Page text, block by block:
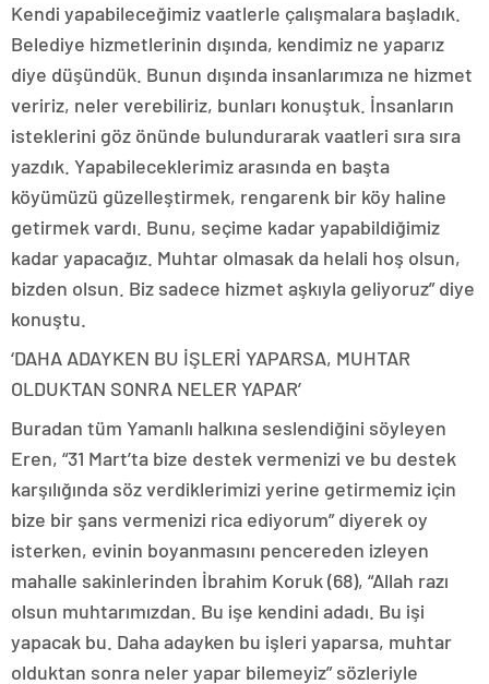
Kendi yapabileceğimiz vaatlerle çalışmalara başladık.
Belediye hizmetlerinin dışında, kendimiz ne yaparız
diye düşündük. Bunun dışında insanlarımıza ne hizmet
veririz, neler verebiliriz, bunları konuştuk. İnsanların
isteklerini göz önünde bulundurarak vaatleri sıra sıra
yazdık. Yapabileceklerimiz arasında en başta
köyümüzü güzelleştirmek, rengarenk bir köy haline
getirmek vardı. Bunu, seçime kadar yapabildiğimiz
kadar yapacağız. Muhtar olmasak da helali hoş olsun,
bizden olsun. Biz sadece hizmet aşkıyla geliyoruz” diye
konuştu.
‘DAHA ADAYKEN BU İŞLERİ YAPARSA, MUHTAR
OLDUKTAN SONRA NELER YAPAR’
Buradan tüm Yamanlı halkına seslendiğini söyleyen
Eren, “31 Mart’ta bize destek vermenizi ve bu destek
karşılığında söz verdiklerimizi yerine getirmemiz için
bize bir şans vermenizi rica ediyorum” diyerek oy
isterken, evinin boyanmasını pencereden izleyen
mahalle sakinlerinden İbrahim Koruk (68), “Allah razı
olsun muhtarımızdan. Bu işe kendini adadı. Bu işi
yapacak bu. Daha adayken bu işleri yaparsa, muhtar
olduktan sonra neler yapar bilemeyiz” sözleriyle